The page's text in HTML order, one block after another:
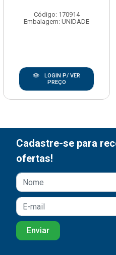
Código: 170914
Embalagem: UNIDADE
LOGIN P/ VER
PREÇO
Cadastre-se para
ofertas!